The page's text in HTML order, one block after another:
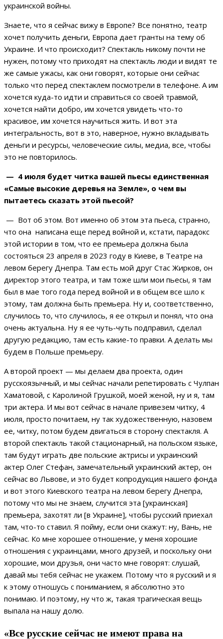
украинской войны.
Знаете, что я сейчас вижу в Европе? Все понятно, театр
хочет получить деньги, Европа дает гранты на тему об
Украине. И что происходит? Спектакль никому почти не
нужен, потому что приходят на спектакль люди и видят те
же самые ужасы, как они говорят, которые они сейчас
только что перед спектаклем посмотрели в телефоне. А им
хочется куда-то идти и справиться со своей травмой,
хочется найти добро, им хочется увидеть что-то
красивое, им хочется научиться жить. И вот эта
интегральность, вот в это, наверное, нужно вкладывать
деньги и ресурсы, человеческие силы, медиа, все, чтобы
это не повторилось.
— 4 июля будет читка вашей пьесы единственная
«Самые высокие деревья на Земле», о чем вы
пытаетесь сказать этой пьесой?
— Вот об этом. Вот именно об этом эта пьеса, странно,
что она написана еще перед войной и, кстати, парадокс
этой истории в том, что ее премьера должна была
состояться 23 апреля в 2023 году в Киеве, в Театре на
левом берегу Днепра. Там есть мой друг Стас Жирков, он
директор этого театра, и там тоже шли мои пьесы, я там
был в мае того года перед войной и в общем все шло к
этому, там должна быть премьера. Ну и, соответственно,
случилось то, что случилось, я ее открыл и понял, что она
очень актуальна. Ну я ее чуть-чуть подправил, сделал
другую редакцию, там есть какие-то правки. А делать мы
будем в Польше премьеру.
А второй проект — мы делаем два проекта, один
русскоязычный, и мы сейчас начали репетировать с Чулпан
Хаматовой, с Каролиной Грушкой, моей женой, ну и я, там
три актера. И мы вот сейчас в начале привезем читку, 4
июля, просто почитаем, ну так художественную, назовем
ее, читку, потом будем двигаться в сторону спектакля. А
второй спектакль такой стационарный, на польском языке,
там будут играть две польские актрисы и украинский
актер Олег Стефан, замечательный украинский актер, он
сейчас во Львове, и это будет копродукция нашего фонда
и вот этого Киевского театра на левом берегу Днепра,
потому что мы не знаем, случится эта [украинская]
премьера, захотят ли [в Украине], чтобы русский приехал
там, что-то ставил. Я пойму, если они скажут: ну, Вань, не
сейчас. Ко мне хорошее отношение, у меня хорошие
отношения с украинцами, много друзей, и поскольку они
хорошие, мои друзья, они часто мне говорят: слушай,
давай мы тебя сейчас не укажем. Потому что я русский и я
к этому отношусь с пониманием, я абсолютно это
понимаю. И поэтому, ну что ж, такая трагическая вещь
выпала на нашу долю.
«Все русские сейчас не имеют права на